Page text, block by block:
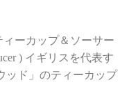
ーカップ＆ソーサー
) イギリスを代表す
ッド」のティーカップ